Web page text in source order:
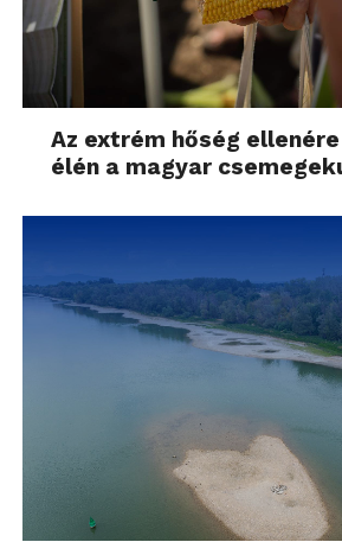
Az extrém hőség
élén a magyar